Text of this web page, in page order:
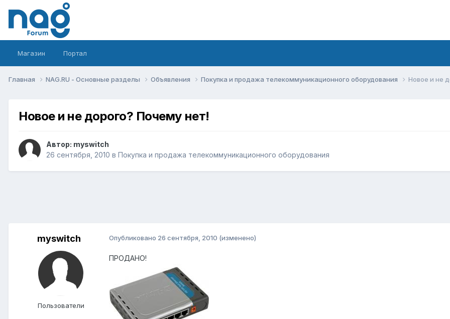
Магазин Портал
Главная NAG.RU - Основные разделы Объявления Покупка и продажа телекоммуникационного оборудования Новое и не
Новое и не дорого? Почему нет!
Автор: myswitch
26 сентября, 2010 в Покупка и продажа телекоммуникационного оборудования
myswitch
Пользователи
Опубликовано 26 сентября, 2010 (изменено)
ПРОДАНО!